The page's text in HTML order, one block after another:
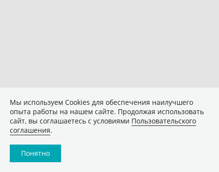
Мы используем Сookies для обеспечения наилучшего
опыта работы на нашем сайте. Продолжая использовать
сайт, вы соглашаетесь с условиями Пользовательского
соглашения.
Понятно